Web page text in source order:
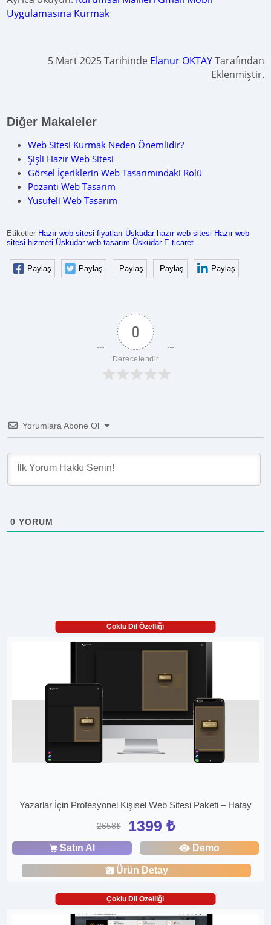
Uygulamasına Kurmak
5 Mart 2025 Tarihinde Elanur OKTAYTarafından
Eklenmiştir.
Diğer Makaleler
Web Sitesi Kurmak Neden Önemlidir?
Şişli Hazır Web Sitesi
Görsel İçeriklerin Web Tasarımındaki Rolü
Pozantı Web Tasarım
Yusufeli Web Tasarım
Etiketler Hazır web sitesi fiyatları Üsküdar hazır web sitesi Hazır web
sitesi hizmeti Üsküdar web tasarım Üsküdar E-ticaret
Paylaş Paylaş Paylaş Paylaş Paylaş
0
Derecelendir
Yorumlara Abone Ol
0 YORUM
Çoklu Dil Özelliği
Yazarlar İçin Profesyonel Kişisel Web Sitesi Paketi – Hatay
2658₺ 1399 ₺
Satın Al Demo
Ürün Detay
Çoklu Dil Özelliği